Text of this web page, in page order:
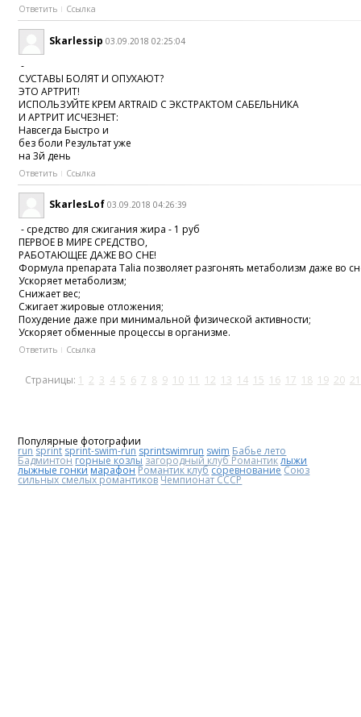
Ответить Ссылка
Skarlessip 03.09.2018 02:25:04
-
СУСТАВЫ БОЛЯТ И ОПУХАЮТ?
ЭТО АРТРИТ!
ИСПОЛЬЗУЙТЕ КРЕМ ARTRAID С ЭКСТРАКТОМ САБЕЛЬНИКА
И АРТРИТ ИСЧЕЗНЕТ:
Навсегда Быстро и
без боли Результат уже
на 3й день
Ответить Ссылка
SkarlesLof 03.09.2018 04:26:39
- средство для сжигания жира - 1 руб
ПЕРВОЕ В МИРЕ СРЕДСТВО,
РАБОТАЮЩЕЕ ДАЖЕ ВО СНЕ!
Формула препарата Talia позволяет разгонять метаболизм даже во
Ускоряет метаболизм;
Снижает вес;
Сжигает жировые отложения;
Похудение даже при минимальной физической активности;
Ускоряет обменные процессы в организме.
Ответить Ссылка
Страницы: 1 2 3 4 5 6 7 8 9 10 11 12 13 14 15 16 17 18 19 20 21
Популярные фотографии
run sprint sprint-swim-run sprintswimrun swim Бабье лето
Бадминтонгорные козлы загородный клуб Романтиклыжи
лыжные гонки марафонРомантик клубсоревнованиеСоюз
сильных смелых романтиковЧемпионат СССР